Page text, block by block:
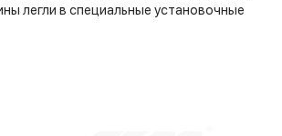
легли в специальные установочные